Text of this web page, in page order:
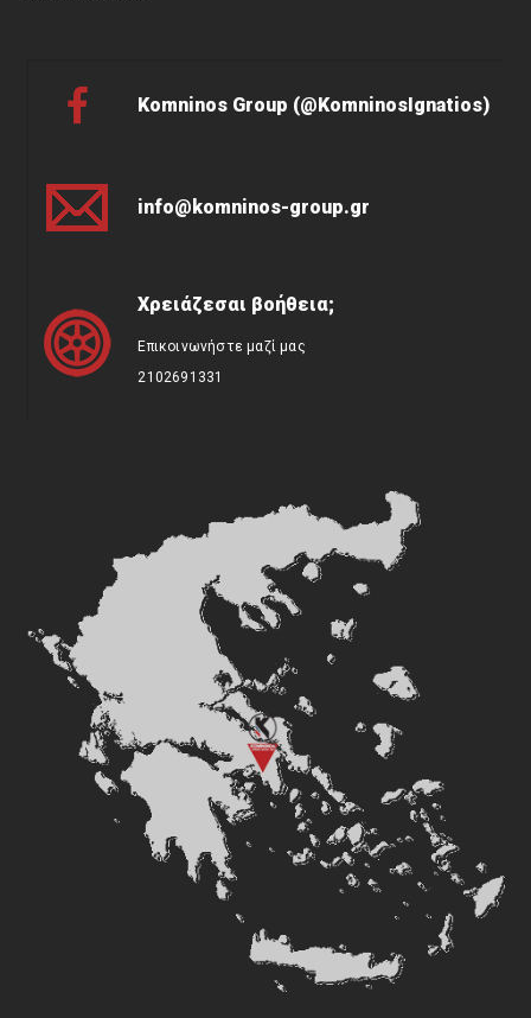
Komninos Group (@KomninosIgnatios)
info@komninos-group.gr
Χρειάζεσαι βοήθεια;
Επικοινωνήστε μαζί μας
2102691331